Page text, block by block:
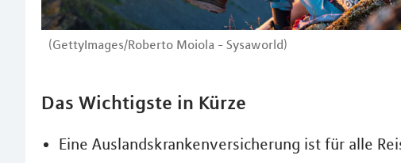
(GettyImages/Roberto Moiola - Sysaworld)
Das Wichtigste in Kürze
Eine Auslandskrankenversicherung ist für alle